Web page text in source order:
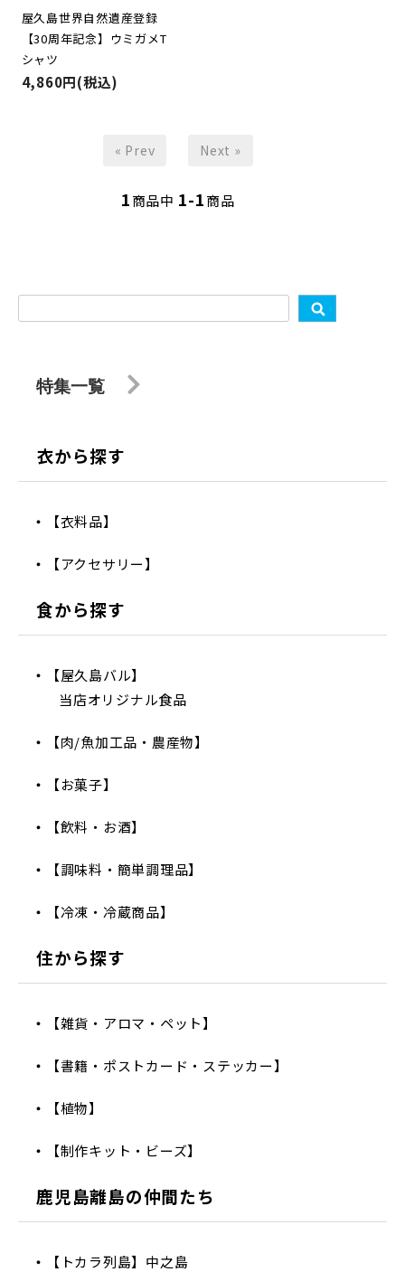
屋久島世界自然遺産登録
【30周年記念】ウミガメT
シャツ
4,860円(税込)
« Prev Next »
1商品中 1-1商品
特集一覧
衣から探す
【衣料品】
【アクセサリー】
食から探す
【屋久島バル】
当店オリジナル食品
【肉/魚加工品・農産物】
【お菓子】
【飲料・お酒】
【調味料・簡単調理品】
【冷凍・冷蔵商品】
住から探す
【雑貨・アロマ・ペット】
【書籍・ポストカード・ステッカー】
【植物】
【制作キット・ビーズ】
鹿児島離島の仲間たち
【トカラ列島】中之島